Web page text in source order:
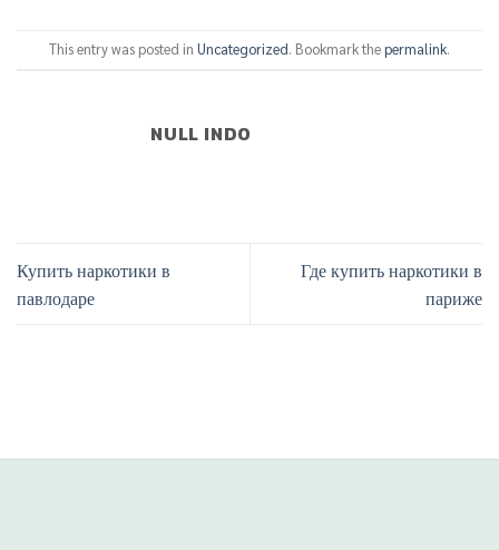
This entry was posted in Uncategorized. Bookmark thepermalink.
NULL INDO
Купить наркотики в
павлодаре
Где купить наркотики в
париже